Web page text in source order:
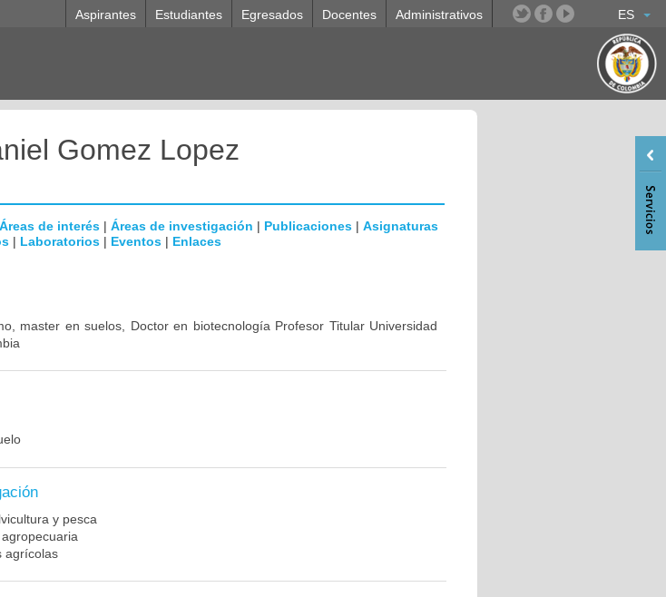
ES
Aspirantes Estudiantes Egresados Docentes Administrativos
Gomez Lopez
Áreas de interés | Áreas de investigación | Publicaciones | Asignaturas
| Laboratorios | Eventos | Enlaces
master en suelos, Doctor en biotecnología Profesor Titular Universidad
y pesca
agrícolas